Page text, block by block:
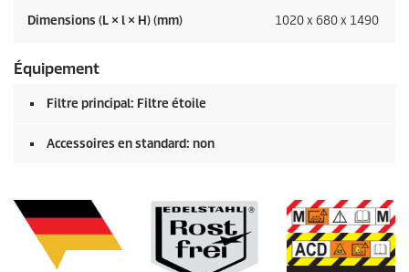
Dimensions (L × l × H) (mm) 1020 x 680 x 1490
Équipement
Filtre principal: Filtre étoile
Accessoires en standard: non